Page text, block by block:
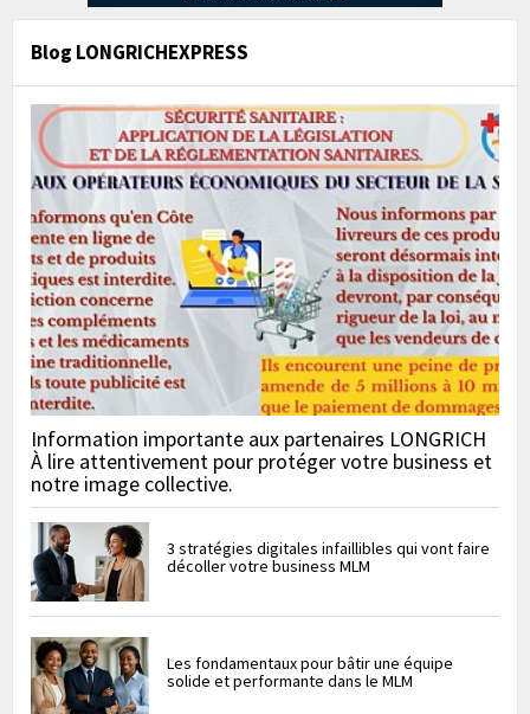
Blog LONGRICHEXPRESS
Information importante aux partenaires LONGRICH
À lire attentivement pour protéger votre business et
notre image collective.
3 stratégies digitales infaillibles qui vont faire
décoller votre business MLM
Les fondamentaux pour bâtir une équipe
solide et performante dans le MLM